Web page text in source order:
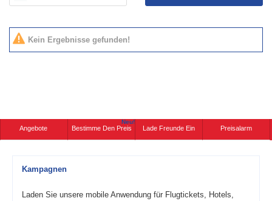
Kein Ergebnisse gefunden!
Angebote Bestimme Den Preis
Neu!
Lade Freunde Ein Preisalarm
Kampagnen
Laden Sie unsere mobile Anwendung für Flugtickets, Hotels,